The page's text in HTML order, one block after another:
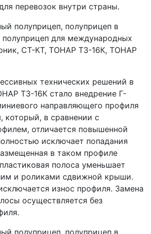
перевозок внутри страны.
технических решений в
T3-16К стало внедрение Г-
направляющего профиля
который, в сравнении с
отличается повышенной
исключает попадания
в таком профиле
полоса уменьшает
и роликами сдвижной крыши.
износ профиля. Замена
осуществляется без